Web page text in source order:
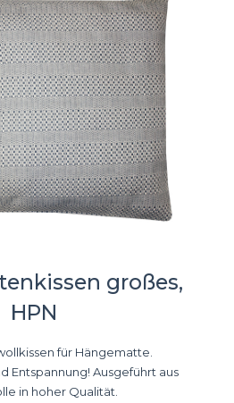
großes,
HPN
für Hängematte.
Entspannung! Ausgeführt aus
in hoher Qualität.